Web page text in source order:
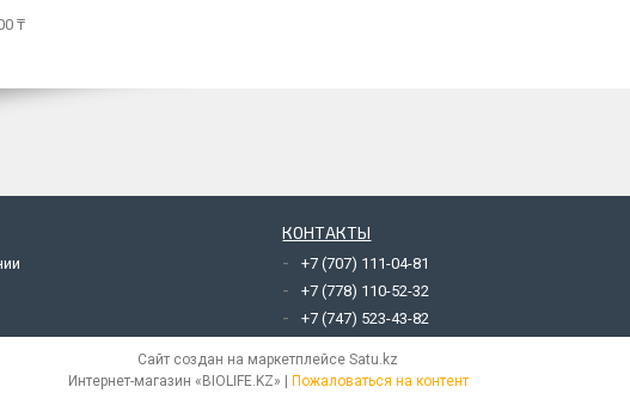
₸
КОНТАКТЫ
+7 (707) 111-04-81
+7 (778) 110-52-32
+7 (747) 523-43-82
Сайт создан на маркетплейсе Satu.kz
Пожаловаться на контент